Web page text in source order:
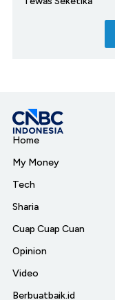
Home
My Money
Tech
Sharia
Cuap Cuap Cuan
Opinion
Video
Berbuatbaik.id